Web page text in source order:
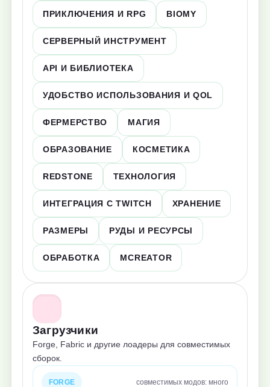
ПРИКЛЮЧЕНИЯ И RPG BIOMY
СЕРВЕРНЫЙ ИНСТРУМЕНТ
API И БИБЛИОТЕКА
УДОБСТВО ИСПОЛЬЗОВАНИЯ И QOL
ФЕРМЕРСТВО МАГИЯ
ОБРАЗОВАНИЕ КОСМЕТИКА
REDSTONE ТЕХНОЛОГИЯ
ИНТЕГРАЦИЯ С TWITCH ХРАНЕНИЕ
РАЗМЕРЫ РУДЫ И РЕСУРСЫ
ОБРАБОТКА MCREATOR
Загрузчики
Forge, Fabric и другие лоадеры для совместимых
сборок.
FORGE совместимых модов: много